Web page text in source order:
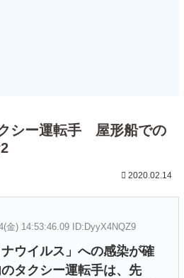
シー運転手 屋形船での
2020.02.14
金) 14:53:46.09 ID:DyyX4NQZ9
ウイルス」への感染が確
タクシー運転手は、先